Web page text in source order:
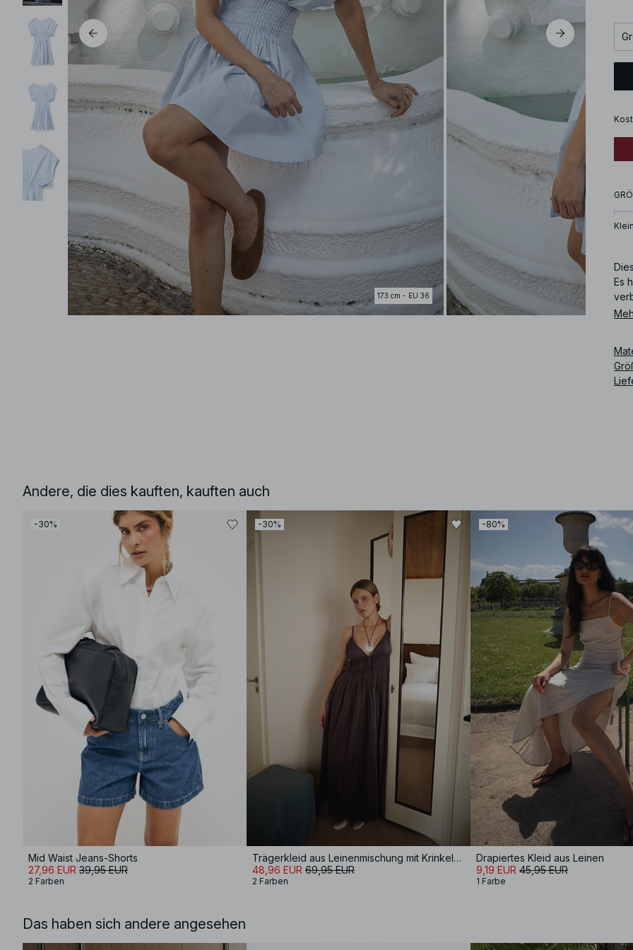
173 cm - EU 36
Klein
Es
Andere, die dies kauften, kauften auch
-30%
Mid Waist Jeans-Shorts
27,96 EUR 39,95 EUR
2 Farben
-30%
Trägerkleid aus Leinenmischung mit Krinkel-Effekt
48,96 EUR 69,95 EUR
2 Farben
-80%
Drapiertes Kleid aus Leinen
9,19 EUR 45,95 EUR
1 Farbe
Das haben sich andere angesehen